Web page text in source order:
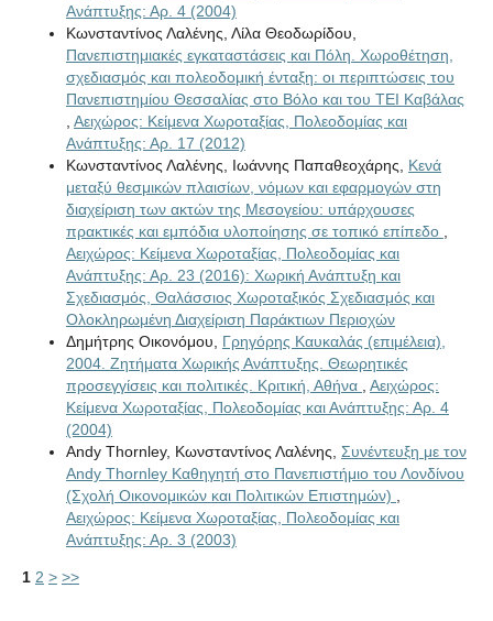
Ανάπτυξης: Αρ. 4 (2004)
Κωνσταντίνος Λαλένης, Λίλα Θεοδωρίδου,
Πανεπιστημιακές εγκαταστάσεις και Πόλη. Xωροθέτηση,
σχεδιασμός και πολεοδομική ένταξη: οι περιπτώσεις του
Πανεπιστημίου Θεσσαλίας στο Βόλο και του ΤΕΙ Καβάλας
Αειχώρος: Κείμενα Χωροταξίας, Πολεοδομίας και
Ανάπτυξης: Αρ. 17 (2012)
Κωνσταντίνος Λαλένης, Ιωάννης Παπαθεοχάρης, Κενά
μεταξύ θεσμικών πλαισίων, νόμων και εφαρμογών στη
διαχείριση των ακτών της Μεσογείου: υπάρχουσες
πρακτικές και εμπόδια υλοποίησης σε τοπικό επίπεδο
Αειχώρος: Κείμενα Χωροταξίας, Πολεοδομίας και
Ανάπτυξης: Αρ. 23 (2016): Χωρική Ανάπτυξη και
Σχεδιασμός, Θαλάσσιος Χωροταξικός Σχεδιασμός και
Ολοκληρωμένη Διαχείριση Παράκτιων Περιοχών
Δημήτρης Οικονόμου, Γρηγόρης Καυκαλάς (επιμέλεια),
2004. Ζητήματα Χωρικής Ανάπτυξης. Θεωρητικές
προσεγγίσεις και πολιτικές. Κριτική, Αθήνα
Αειχώρος:
Κείμενα Χωροταξίας, Πολεοδομίας και Ανάπτυξης: Αρ. 4
(2004)
Andy Thornley, Κωνσταντίνος Λαλένης, Συνέντευξη με τον
Andy Thornley Καθηγητή στο Πανεπιστήμιο του Λονδίνου
(Σχολή Οικονομικών και Πολιτικών Επιστημών)
Αειχώρος: Κείμενα Χωροταξίας, Πολεοδομίας και
Ανάπτυξης: Αρ. 3 (2003)
1 2 > >>